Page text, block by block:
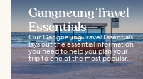
Gangneung Travel
Essentials
Our Gangneung Travel Essentials
lays out the essential information
you need to help you plan your
trip to one of the most popular...